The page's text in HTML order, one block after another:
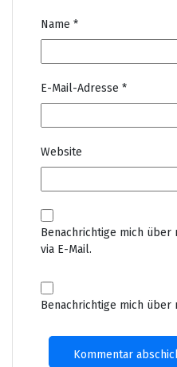
Name *
E-Mail-Adresse *
Website
Benachrichtige mich über
via E-Mail.
Benachrichtige mich über